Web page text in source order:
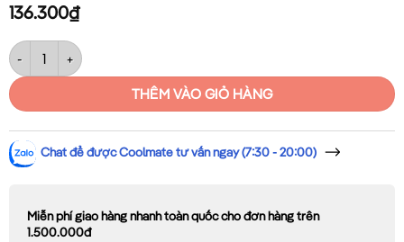
136.300₫
Đèn LED downlight nhôm âm trần viền trắng 12W sáng vàng MPE DLT-
THÊM VÀO GIỎ HÀNG
Chat để được Coolmate tư vấn ngay (7:30 - 20:00)
Miễn phí giao hàng nhanh toàn quốc cho đơn hàng trên
1.500.000đ